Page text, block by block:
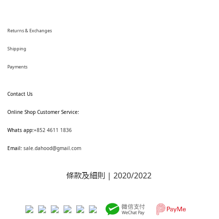
Returns & Exchanges
Shipping
Payments
Contact Us
Online Shop Customer Service:
Whats app:+852 4611 1836
Email: sale.dahood@gmail.com
條款及細則 | 2020/2022